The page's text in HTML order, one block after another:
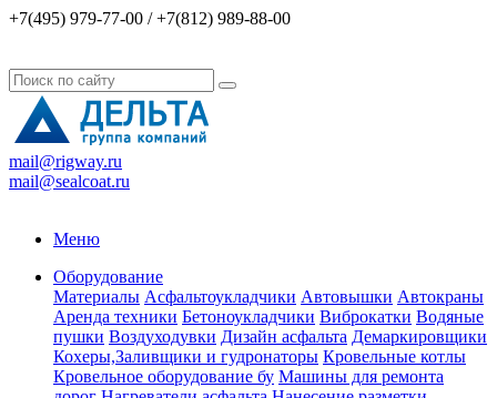
+7(495) 979-77-00 / +7(812) 989-88-00
mail@rigway.ru
mail@sealcoat.ru
Меню
Оборудование
Материалы Асфальтоукладчики Автовышки Автокраны
Аренда техники Бетоноукладчики Виброкатки Водяные
пушки Воздуходувки Дизайн асфальта Демаркировщики
Кохеры,Заливщики и гудронаторы Кровельные котлы
Кровельное оборудование бу Машины для ремонта